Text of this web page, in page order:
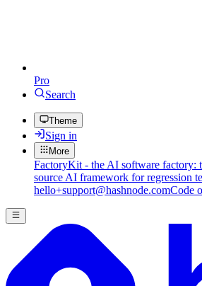
Pro
Search
Theme
Sign in
More
FactoryKit - the AI software factory:
source AI framework for regression
hello+support@hashnode.comCode